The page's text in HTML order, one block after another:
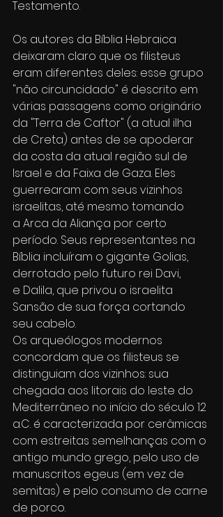
Testamento.
Os autores da Bíblia Hebraica
deixaram claro que os filisteus
eram diferentes deles: esse grupo
"não circuncidado" é descrito em
várias passagens como originário
da "Terra de Caftor" (a atual ilha
de Creta) antes de se apoderar
da costa da atual região sul de
Israel e da Faixa de Gaza. Eles
guerrearam com seus vizinhos
israelitas, até mesmo tomando
a Arca da Aliança por certo
período. Seus representantes na
Bíblia incluíram o gigante Golias,
derrotado pelo futuro rei Davi,
e Dalila, que privou o israelita
Sansão de sua força cortando
seu cabelo.
Os arqueólogos modernos
concordam que os filisteus se
distinguiam dos vizinhos: sua
chegada aos litorais do leste do
Mediterrâneo no início do século 12
a.C. é caracterizada por cerâmicas
com estreitas semelhanças com o
antigo mundo grego, pelo uso de
manuscritos egeus (em vez de
semitas) e pelo consumo de carne
de porco.